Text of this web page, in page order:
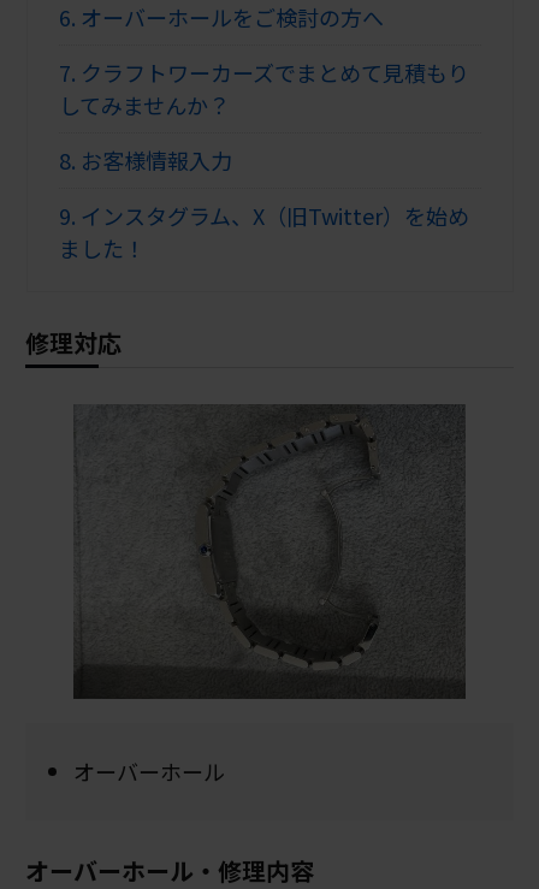
6. オーバーホールをご検討の方へ
7. クラフトワーカーズでまとめて見積もり
してみませんか？
8. お客様情報入力
9. インスタグラム、X（旧Twitter）を始め
ました！
修理対応
オーバーホール
オーバーホール・修理内容